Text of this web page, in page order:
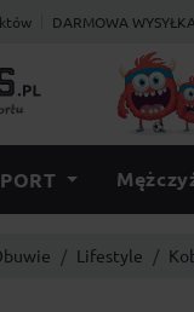
DARMOWA WYSYŁKA
Lifestyle